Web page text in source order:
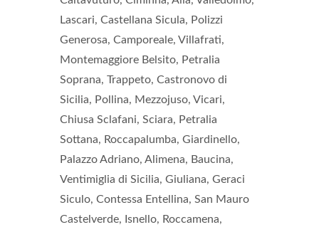
Lascari, Castellana Sicula, Polizzi
Generosa, Camporeale, Villafrati,
Montemaggiore Belsito, Petralia
Soprana, Trappeto, Castronovo di
Sicilia, Pollina, Mezzojuso, Vicari,
Chiusa Sclafani, Sciara, Petralia
Sottana, Roccapalumba, Giardinello,
Palazzo Adriano, Alimena, Baucina,
Ventimiglia di Sicilia, Giuliana, Geraci
Siculo, Contessa Entellina, San Mauro
Castelverde, Isnello, Roccamena,